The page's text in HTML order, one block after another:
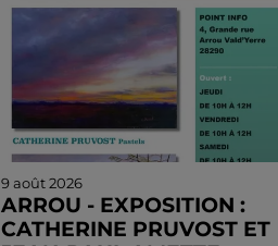
9 août 2026
ARROU - EXPOSITION :
CATHERINE PRUVOST ET